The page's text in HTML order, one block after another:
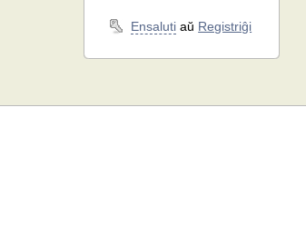
Ensaluti aŭ Registriĝi